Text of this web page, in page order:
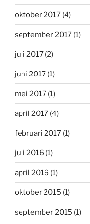
oktober 2017 (4)
september 2017 (1)
juli 2017 (2)
juni 2017 (1)
mei 2017 (1)
april 2017 (4)
februari 2017 (1)
juli 2016 (1)
april 2016 (1)
oktober 2015 (1)
september 2015 (1)